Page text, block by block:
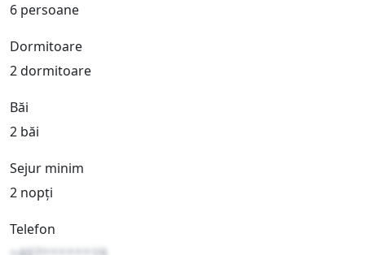
6 persoane
Dormitoare
2 dormitoare
Băi
2 băi
Sejur minim
2 nopți
Telefon